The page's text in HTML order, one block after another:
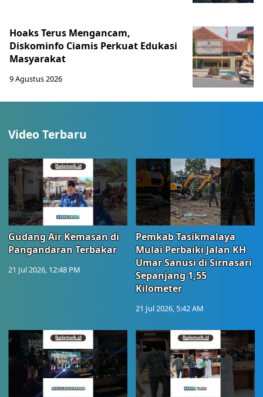
Hoaks Terus Mengancam,
Diskominfo Ciamis Perkuat Edukasi
Masyarakat
9 Agustus 2026
Video Terbaru
Gudang Air Kemasan di
Pangandaran Terbakar
21 Jul 2026, 12:48 PM
Pemkab Tasikmalaya
Mulai Perbaiki Jalan KH
Umar Sanusi di Sirnasari
Sepanjang 1,55
Kilometer
21 Jul 2026, 5:42 AM